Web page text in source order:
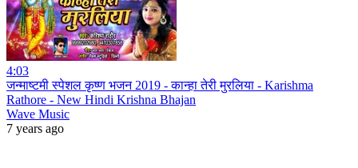
4:03
जन्माष्टमी स्पेशल कृष्ण भजन 2019 - कान्हा तेरी मुरलिया - Karishma
Rathore - New Hindi Krishna Bhajan
Wave Music
7 years ago